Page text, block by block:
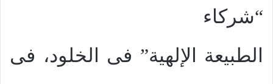
“شركاء
الطبيعة الإلهية” فى الخلود، فى